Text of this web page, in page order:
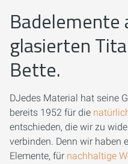
Badelemente
glasierten
Bette.
DJedes Material hat seine
bereits 1952 für die
entschieden, die wir zu
verbinden. Denn wir haben
Elemente, für nachhaltige